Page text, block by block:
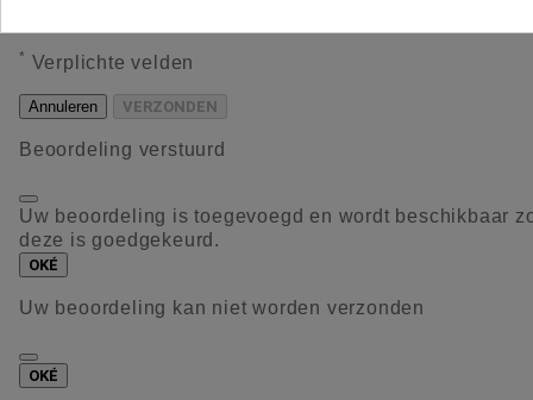
* Verplichte velden
Annuleren VERZONDEN
Beoordeling verstuurd
Uw beoordeling is toegevoegd en wordt beschikbaar
deze is goedgekeurd.
OKÉ
Uw beoordeling kan niet worden verzonden
OKÉ